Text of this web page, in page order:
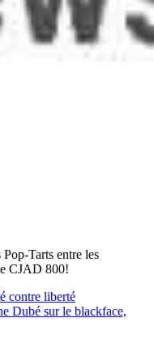
Tarts entre les
CJAD 800!
contre liberté
Dubé sur le blackface,